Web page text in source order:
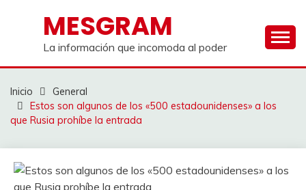
contenidoMESGRAM
La información que incomoda al poder
Inicio
General
Estos son algunos de los «500 estadounidenses» a los
que Rusia prohíbe la entrada